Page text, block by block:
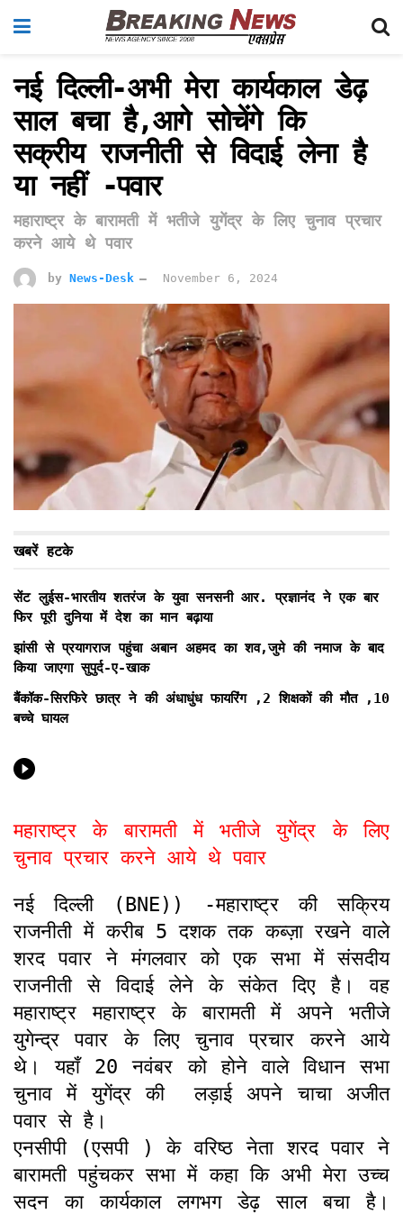
नई दिल्ली-अभी मेरा कार्यकाल डेढ़
साल बचा है,आगे सोचेंगे कि
सक्रीय राजनीती से विदाई लेना है
या नहीं -पवार
महाराष्ट्र के बारामती में भतीजे युगेंद्र के लिए चुनाव प्रचार
करने आये थे पवार
by News-Desk November 6, 2024
खबरें हटके
सेंट लुईस-भारतीय शतरंज के युवा सनसनी आर. प्रज्ञानंद ने एक बार
फिर पूरी दुनिया में देश का मान बढ़ाया
झांसी से प्रयागराज पहुंचा अबान अहमद का शव,जुमे की नमाज के बाद
किया जाएगा सुपुर्द-ए-खाक
बैंकॉक-सिरफिरे छात्र ने की अंधाधुंध फायरिंग ,2 शिक्षकों की मौत ,10
बच्चे घायल
महाराष्ट्र के बारामती में भतीजे युगेंद्र के लिए
चुनाव प्रचार करने आये थे पवार
नई दिल्ली (BNE)) -महाराष्ट्र की सक्रिय
राजनीती में करीब 5 दशक तक कब्ज़ा रखने वाले
शरद पवार ने मंगलवार को एक सभा में संसदीय
राजनीती से विदाई लेने के संकेत दिए है। वह
महाराष्ट्र महाराष्ट्र के बारामती में अपने भतीजे
युगेन्द्र पवार के लिए चुनाव प्रचार करने आये
थे। यहाँ 20 नवंबर को होने वाले विधान सभा
चुनाव में युगेंद्र की लड़ाई अपने चाचा अजीत
पवार से है।
एनसीपी (एसपी ) के वरिष्ठ नेता शरद पवार ने
बारामती पहुंचकर सभा में कहा कि अभी मेरा उच्च
सदन का कार्यकाल लगभग डेढ़ साल बचा है।